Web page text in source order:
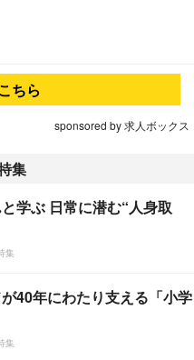
ちら
sponsored by 求人ボックス
集
学ぶ 日常に潜む“人身取
集
40年にわたり支える「小学
集